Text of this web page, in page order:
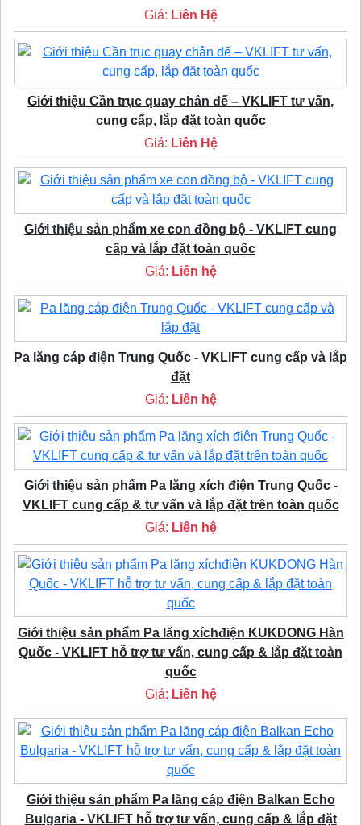
Giá: Liên Hệ
Giới thiệu Cần trục quay chân đế – VKLIFT tư vấn,
cung cấp, lắp đặt toàn quốc
Giá: Liên Hệ
Giới thiệu sản phẩm xe con đồng bộ - VKLIFT cung
cấp và lắp đặt toàn quốc
Giá: Liên hệ
Pa lăng cáp điện Trung Quốc - VKLIFT cung cấp và lắp
đặt
Giá: Liên hệ
Giới thiệu sản phẩm Pa lăng xích điện Trung Quốc -
VKLIFT cung cấp & tư vấn và lắp đặt trên toàn quốc
Giá: Liên hệ
Giới thiệu sản phẩm Pa lăng xíchđiện KUKDONG Hàn
Quốc - VKLIFT hỗ trợ tư vấn, cung cấp & lắp đặt toàn
quốc
Giá: Liên hệ
Giới thiệu sản phẩm Pa lăng cáp điện Balkan Echo
Bulgaria - VKLIFT hỗ trợ tư vấn, cung cấp & lắp đặt